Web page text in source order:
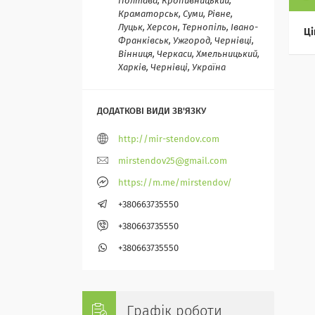
Краматорськ, Суми, Рівне,
Луцьк, Херсон, Тернопіль, Івано-
Франківськ, Ужгород, Чернівці,
Вінниця, Черкаси, Хмельницький,
Харків, Чернівці, Україна
http://mir-stendov.com
mirstendov25@gmail.com
https://m.me/mirstendov/
+380663735550
+380663735550
+380663735550
Графік роботи